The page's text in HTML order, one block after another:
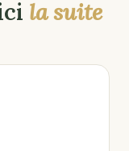
la suite